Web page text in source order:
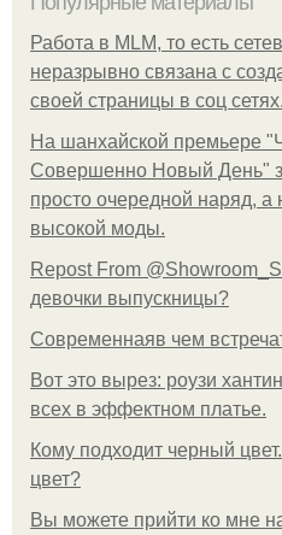
Работа в MLM, то есть
неразрывно связана с
своей страницы в соц сетях.
На шанхайской премьере
Совершенно Новый День"
просто очередной наряд,
высокой моды.
Repost From
девочки выпускницы?
Современнаяв чем
Вот это вырез: роузи
всех в эффектном платьe.
Кому подходит черный
цвет?
Вы можете прийти ко мне